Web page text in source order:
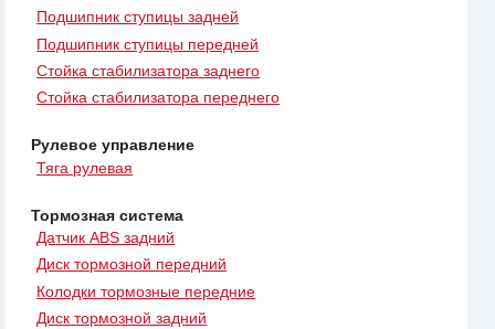
Подшипник ступицы задней
Подшипник ступицы передней
Стойка стабилизатора заднего
Стойка стабилизатора переднего
Рулевое управление
Тяга рулевая
Тормозная система
Датчик ABS задний
Диск тормозной передний
Колодки тормозные передние
Диск тормозной задний